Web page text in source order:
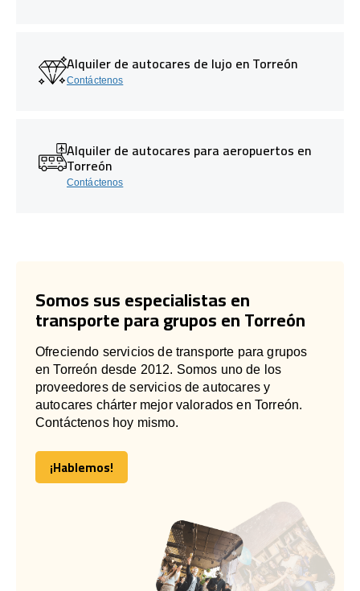
Alquiler de autocares de lujo en Torreón
Contáctenos
Alquiler de autocares para aeropuertos en
Torreón
Contáctenos
Somos sus especialistas en
transporte para grupos en Torreón
Ofreciendo servicios de transporte para grupos
en Torreón desde 2012. Somos uno de los
proveedores de servicios de autocares y
autocares chárter mejor valorados en Torreón.
Contáctenos hoy mismo.
¡Hablemos!
¡Hablemos!